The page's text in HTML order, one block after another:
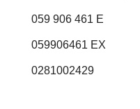
059 906 461 E
059906461 EX
0281002429